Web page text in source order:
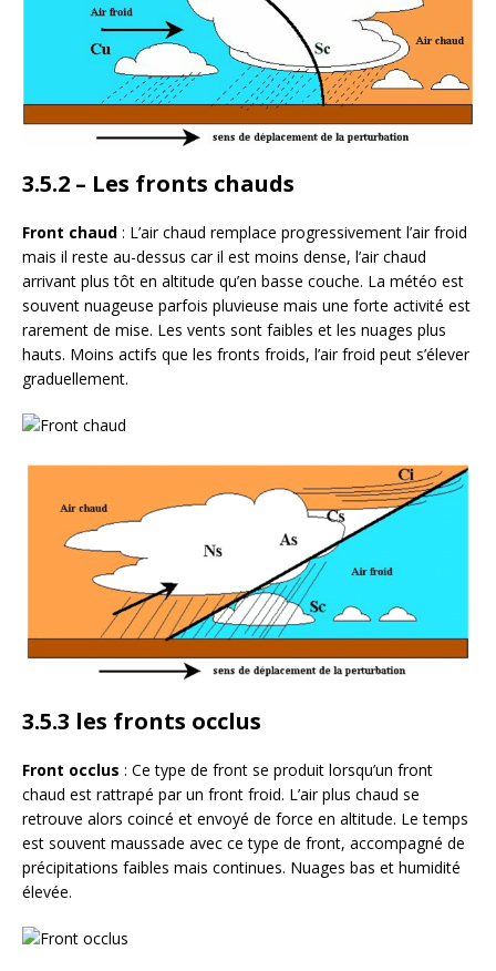
3.5.2 – Les fronts chauds
Front chaud : L’air chaud remplace progressivement l’air froid
mais il reste au-dessus car il est moins dense, l’air chaud
arrivant plus tôt en altitude qu’en basse couche. La météo est
souvent nuageuse parfois pluvieuse mais une forte activité est
rarement de mise. Les vents sont faibles et les nuages plus
hauts. Moins actifs que les fronts froids, l’air froid peut s’élever
graduellement.
3.5.3 les fronts occlus
Front occlus : Ce type de front se produit lorsqu’un front
chaud est rattrapé par un front froid. L’air plus chaud se
retrouve alors coincé et envoyé de force en altitude. Le temps
est souvent maussade avec ce type de front, accompagné de
précipitations faibles mais continues. Nuages bas et humidité
élevée.